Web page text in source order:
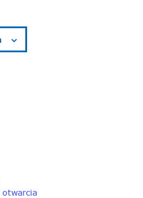
otwarcia